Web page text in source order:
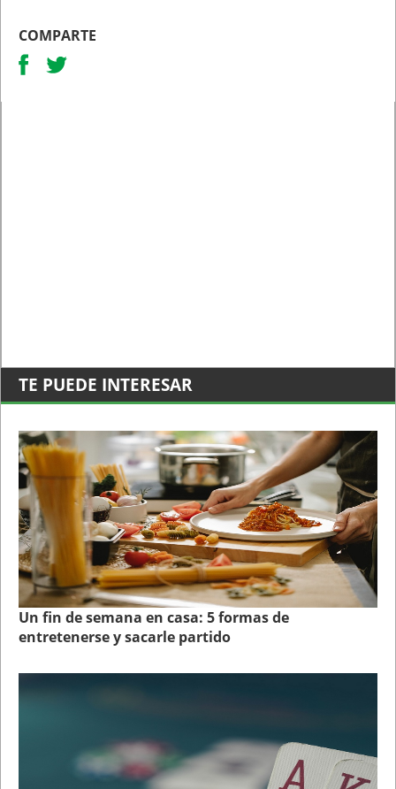
COMPARTE
TE PUEDE INTERESAR
Un fin de semana en casa: 5 formas de
entretenerse y sacarle partido